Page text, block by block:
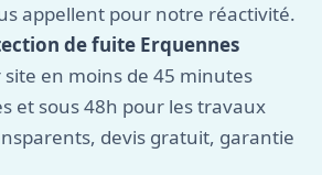
appellent pour notre réactivité.
de fuite Erquennes
en moins de 45 minutes
et sous 48h pour les travaux
devis gratuit, garantie